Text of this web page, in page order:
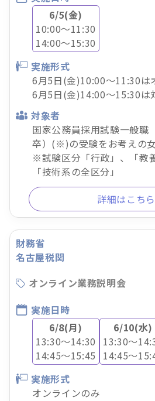
詳細はこちら
6/5(金)
10:00～11:30
14:00～15:30
実施形式
6月5日(金)10:00～11:30は
6月5日(金)14:00～15:30は
対象者
国家公務員採用試験一般職
卒）(※)の受験をお考えの
※試験区分「行政」、「教
「技術系の全区分」
財務省
名古屋税関
オンライン業務説明会
実施日時
6/8(月)
13:30～14:30
14:45～15:45
6/10(水)
13:30～
14:45～
実施形式
オンラインのみ